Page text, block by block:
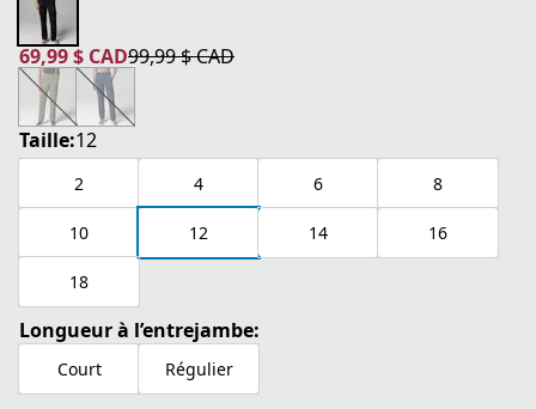
69,99 $ CAD
prix actuel 69,99 $ CAD
99,99 $ CAD
prix original 99,99 $ CAD
Taille:12
2 4 6 8
10 12 14 16
18
Longueur à l’entrejambe:
Court Régulier